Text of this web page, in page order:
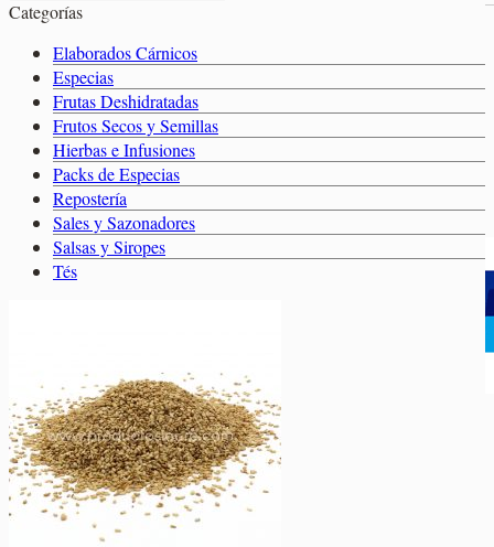
No hay productos en el carrito.
Volver a la tienda
No hay productos en el carrito.
Volver a la tienda
Salsas y Siropes
Categorías
Elaborados Cárnicos
Especias
Frutas Deshidratadas
Frutos Secos y Semillas
Hierbas e Infusiones
Packs de Especias
Repostería
Sales y Sazonadores
Salsas y Siropes
Tés